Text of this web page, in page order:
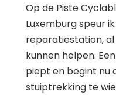
Op de Piste
Luxemburg speur
reparatiestation, al
kunnen helpen.
piept en begint nu
stuiptrekking te